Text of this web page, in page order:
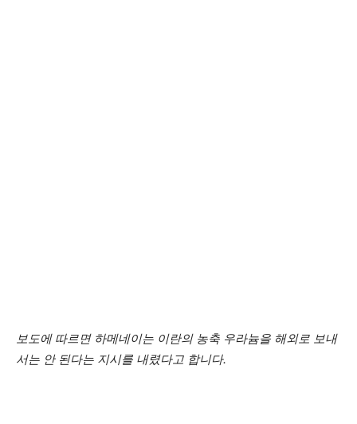
보도에 따르면 하메네이는 이란의 농축 우라늄을 해외로 보내
서는 안 된다는 지시를 내렸다고 합니다.